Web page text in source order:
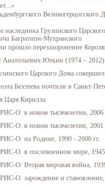
наследника Грузинского
Багратион-Мухранского
прошло перезахоронение
Юткин (1974 – 2012)
Царского Дома
Бехтеева почтили в Санкт-
Царя Кирилла
О: в новом тысячелетии, 2006
О: в новом тысячелетии, 2001
О: на Родине, 1990 - 2000 гг.
О: в послевоенном мире, 1945
О: Вторая мировая война,
О: зарождение и становление,